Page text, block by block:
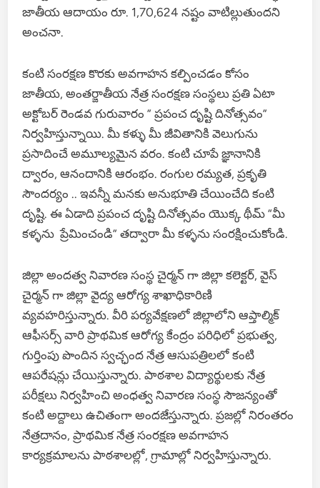
జాతీయ ఆదాయం రూ. 1,70,624 నష్టం వాటిల్లుతుందని
అంచనా.
కంటి సంరక్షణ కొరకు అవగాహన కల్పించడం కోసం
జాతీయ, అంతర్జాతీయ నేత్ర సంరక్షణ సంస్థలు ప్రతి ఏటా
అక్టోబర్ రెండవ గురువారం ” ప్రపంచ దృష్టి దినోత్సవం”
నిర్వహిస్తున్నాయి. మీ కళ్ళు మీ జీవితానికి వెలుగును
ప్రసాదించే అమూల్యమైన వరం. కంటి చూపే జ్ఞానానికి
ద్వారం, ఆనందానికి ఆరంభం. రంగుల రమ్యత, ప్రకృతి
సౌందర్యం .. ఇవన్నీ మనకు అనుభూతి చేయించేది కంటి
దృష్టి. ఈ ఏడాది ప్రపంచ దృష్టి దినోత్సవం యొక్క థీమ్ “మీ
కళ్ళను ప్రేమించండి” తద్వారా మీ కళ్ళను సంరక్షించుకోండి.
జిల్లా అందత్వ నివారణ సంస్థ చైర్మన్ గా జిల్లా కలెక్టర్, వైస్
చైర్మన్ గా జిల్లా వైద్య ఆరోగ్య శాఖాధికారిణి
వ్యవహరిస్తున్నారు. వీరి పర్యవేక్షణలో జిల్లాలోని ఆప్తాల్మిక్
ఆఫీసర్స్ వారి ప్రాథమిక ఆరోగ్య కేంద్రం పరిధిలో ప్రభుత్వ,
గుర్తింపు పొందిన స్వచ్ఛంద నేత్ర ఆసుపత్రిలలో కంటి
ఆపరేషన్లు చేయిస్తున్నారు. పాఠశాల విద్యార్థులకు నేత్ర
పరీక్షలు నిర్వహించి అంధత్వ నివారణ సంస్థ సౌజన్యంతో
కంటి అద్దాలు ఉచితంగా అందజేస్తున్నారు. ప్రజల్లో నిరంతరం
నేత్రదానం, ప్రాథమిక నేత్ర సంరక్షణ అవగాహన
కార్యక్రమాలను పాఠశాలల్లో, గ్రామాల్లో నిర్వహిస్తున్నారు.